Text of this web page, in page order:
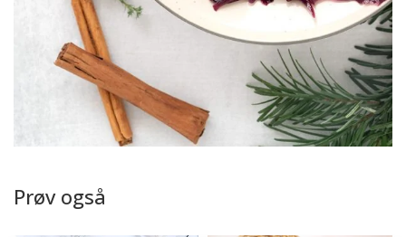
Prøv også